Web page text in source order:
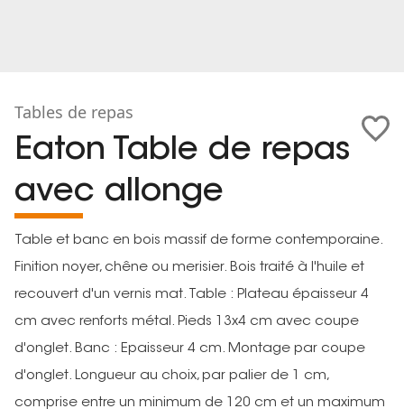
Tables de repas
Eaton Table de repas
avec allonge
Table et banc en bois massif de forme contemporaine.
Finition noyer, chêne ou merisier. Bois traité à l'huile et
recouvert d'un vernis mat. Table : Plateau épaisseur 4
cm avec renforts métal. Pieds 13x4 cm avec coupe
d'onglet. Banc : Epaisseur 4 cm. Montage par coupe
d'onglet. Longueur au choix, par palier de 1 cm,
comprise entre un minimum de 120 cm et un maximum